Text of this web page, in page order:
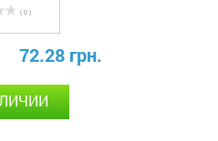
( 0 )
72.28 грн.